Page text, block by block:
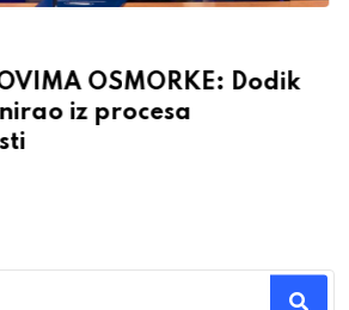
I OBMANA BIRAČA: Nešić
Dodika